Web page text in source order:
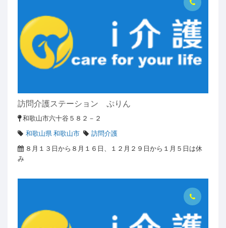
訪問介護ステーション ぷりん
和歌山市六十谷５８２－２
和歌山県 和歌山市
訪問介護
８月１３日から８月１６日、１２月２９日から１月５日は休
み